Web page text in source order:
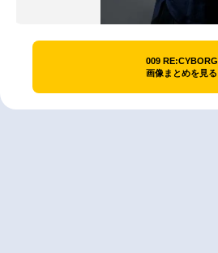
009 RE:CYBORG
画像まとめを見る